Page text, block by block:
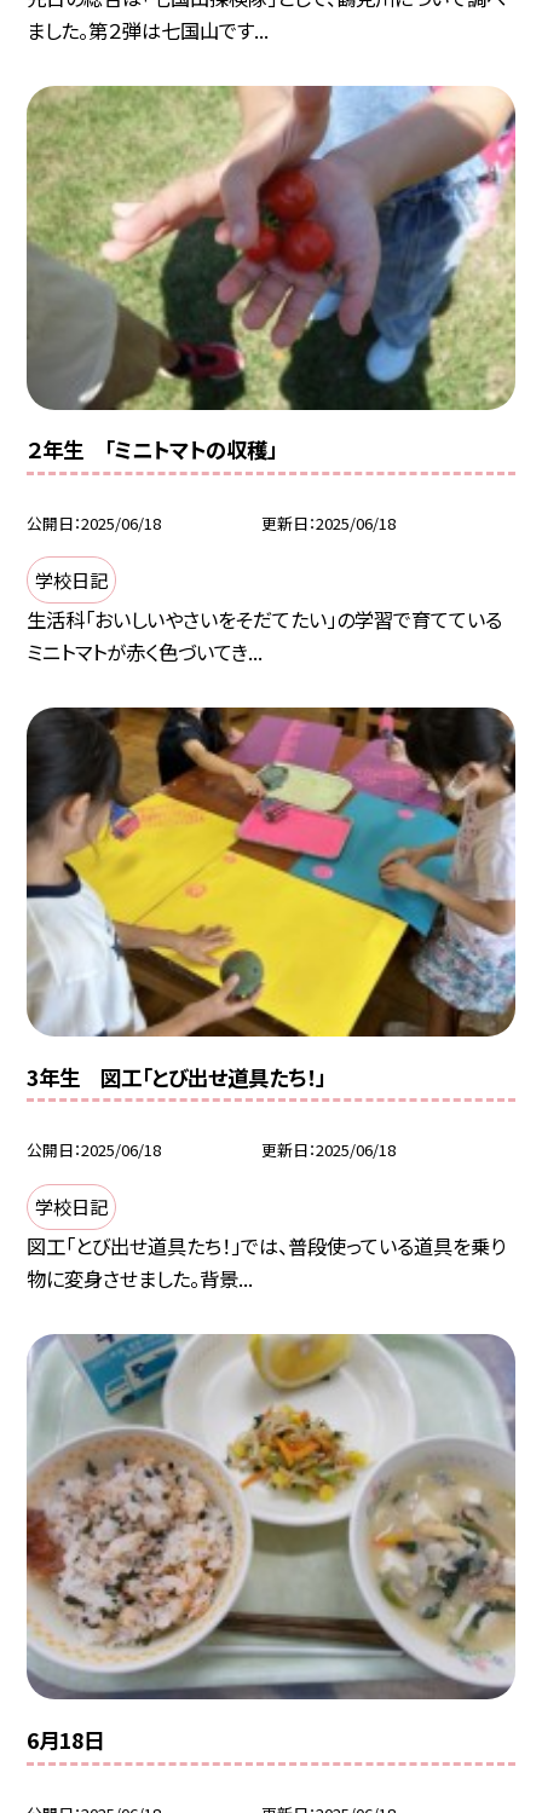
ました。第２弾は七国山です...
２年生 「ミニトマトの収穫」
公開日 2025/06/18 更新日 2025/06/18
学校日記
生活科「おいしいやさいをそだてたい」の学習で育てている
ミニトマトが赤く色づいてき...
3年生 図工「とび出せ道具たち！」
公開日 2025/06/18 更新日 2025/06/18
学校日記
図工「とび出せ道具たち！」では、普段使っている道具を乗り
物に変身させました。背景...
6月18日